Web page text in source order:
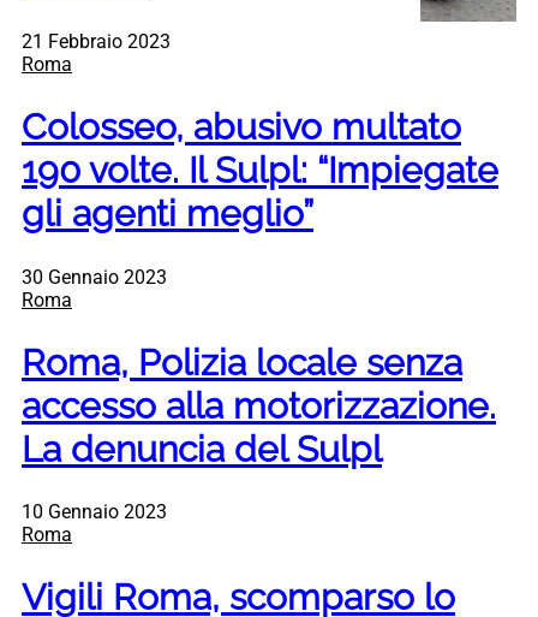
21 Febbraio 2023
Roma
Colosseo, abusivo multato
190 volte. Il Sulpl: “Impiegate
gli agenti meglio”
30 Gennaio 2023
Roma
Roma, Polizia locale senza
accesso alla motorizzazione.
La denuncia del Sulpl
10 Gennaio 2023
Roma
Vigili Roma, scomparso lo